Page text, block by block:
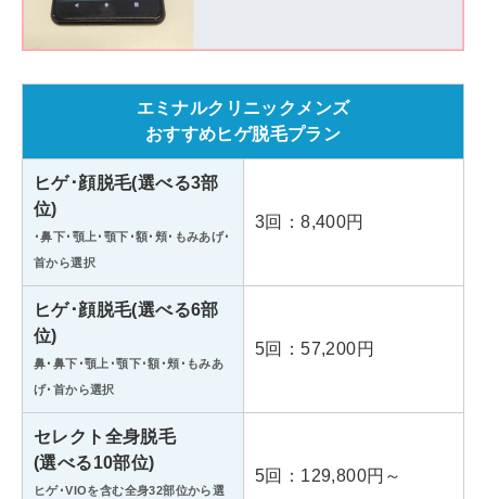
エミナルクリニックメンズ
おすすめヒゲ脱毛プラン
ヒゲ･顔脱毛(選べる3部
位)
･鼻下･顎上･顎下･額･頬･もみあげ･
首から選択
3回：8,400円
ヒゲ･顔脱毛(選べる6部
位)
鼻･鼻下･顎上･顎下･額･頬･もみあ
げ･首から選択
5回：57,200円
セレクト全身脱毛
(選べる10部位)
ヒゲ･VIOを含む全身32部位から選
5回：129,800円～